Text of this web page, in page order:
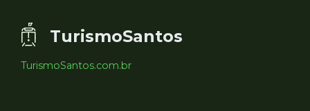
TurismoSantos
TurismoSantos.com.br